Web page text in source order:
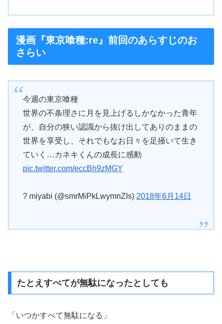
漫画『東京喰種:re』前回のあらすじのお
さらい
今週の東京喰種
世界の不条理さに月を見上げるしかなかった青年
が、自分の狭い認識から抜け出してありのままの
世界を享受し、それでもなお日々を足掻いて生き
ていく…カネキくんの成長に感動
pic.twitter.com/eccBh9zMGY
? miyabi (@smrMiPkLwymnZIs) 2018年6月14日
たとえすべてが無駄になったとしても
「いつかすべて無駄になる」